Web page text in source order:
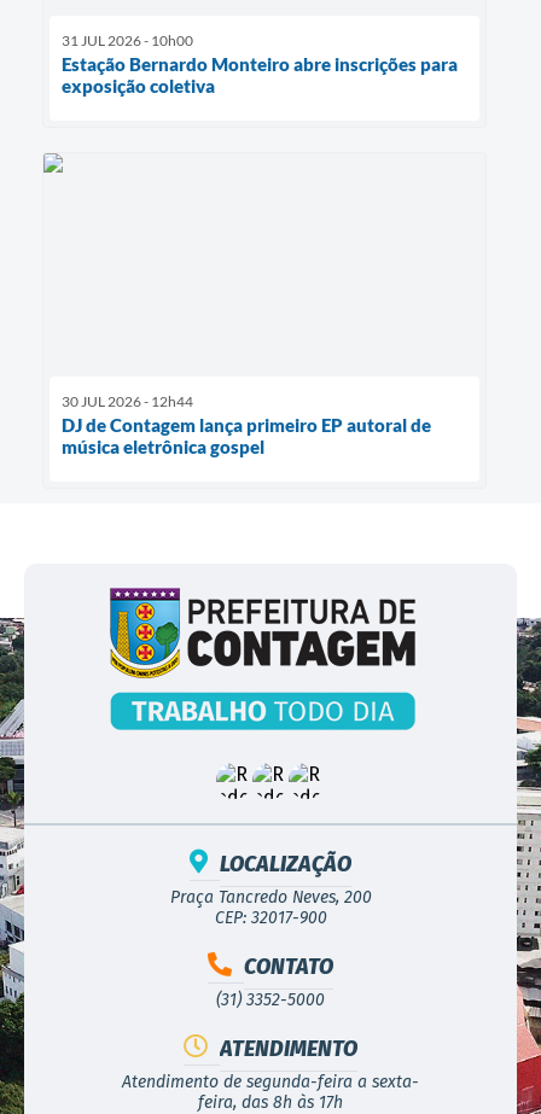
31 JUL 2026 - 10h00
Estação Bernardo Monteiro abre inscrições para
exposição coletiva
30 JUL 2026 - 12h44
DJ de Contagem lança primeiro EP autoral de
música eletrônica gospel
LOCALIZAÇÃO
Praça Tancredo Neves, 200
CEP: 32017-900
CONTATO
(31) 3352-5000
ATENDIMENTO
Atendimento de segunda-feira a sexta-
feira, das 8h às 17h